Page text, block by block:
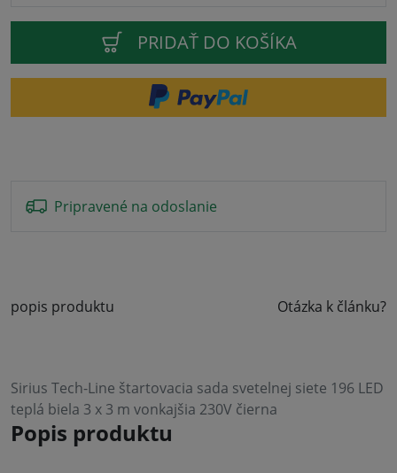
PRIDAŤ DO KOŠÍKA
Pripravené na odoslanie
popis produktu Otázka k článku?
Sirius Tech-Line štartovacia sada svetelnej siete 196 LED
teplá biela 3 x 3 m vonkajšia 230V čierna
Popis produktu